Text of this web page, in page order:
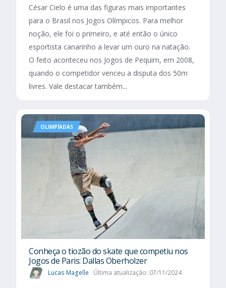
César Cielo é uma das figuras mais importantes
para o Brasil nos Jogos Olímpicos. Para melhor
noção, ele foi o primeiro, e até então o único
esportista canarinho a levar um ouro na natação.
O feito aconteceu nos Jogos de Pequim, em 2008,
quando o competidor venceu a disputa dos 50m
livres. Vale destacar também...
OLIMPÍADAS
Conheça o tiozão do skate que competiu nos
Jogos de Paris: Dallas Oberholzer
Lucas Magelle Última atualização: 07/11/2024